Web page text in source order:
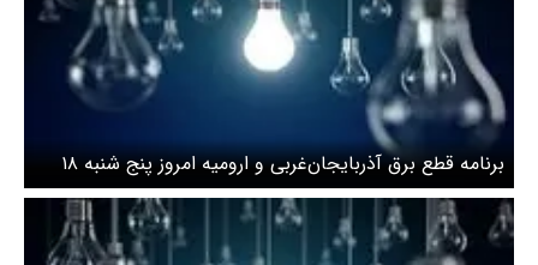
برنامه قطع برق آذربایجان‌غربی و ارومیه امروز پنج شنبه ۱۸
اردیبهشت